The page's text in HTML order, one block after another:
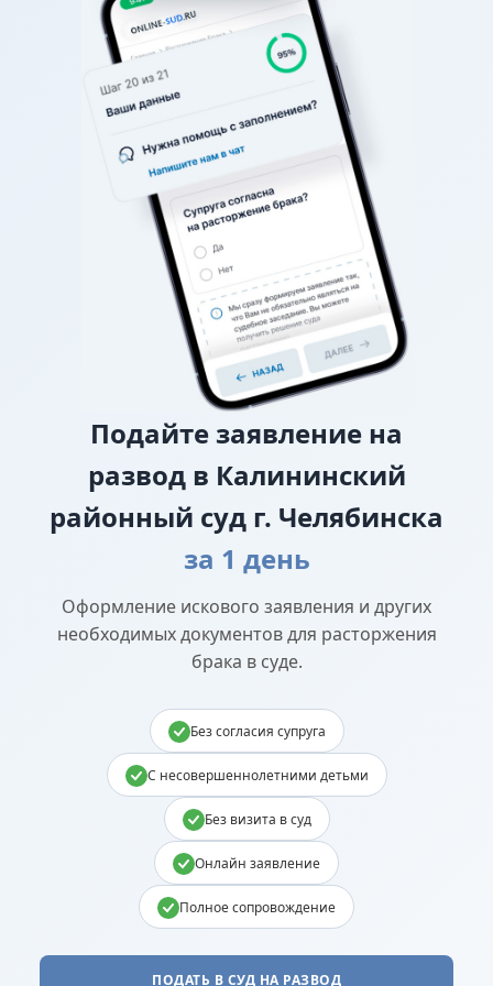
часов, с ночевкой или без), спор разрешает
районный суд.
О взыскании алиментов
Если нет соглашения об
уплате алиментов, заверенного у нотариуса, то
требование о взыскании алиментов заявляется в
исковом заявлении о разводе.
О лишении или ограничении родительских
Подайте заявление на
развод в Калининский
районный суд г. Челябинска
за 1 день
Оформление искового заявления и других
необходимых документов для расторжения
брака в суде.
Без согласия супруга
С несовершеннолетними детьми
Без визита в суд
Онлайн заявление
Полное сопровождение
ПОДАТЬ В СУД НА РАЗВОД